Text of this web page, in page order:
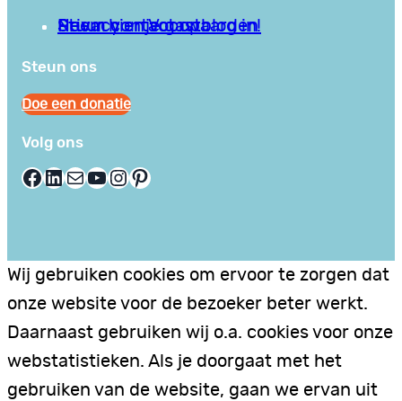
Privacy en Voorwaarden
Stuur hier je gastblog in!
Neem contact op
Steun ons
Doe een donatie
Volg ons
Facebook LinkedIn E-mail YouTube InstagramPinterest
Wij gebruiken cookies om ervoor te zorgen dat
onze website voor de bezoeker beter werkt.
Daarnaast gebruiken wij o.a. cookies voor onze
webstatistieken. Als je doorgaat met het
gebruiken van de website, gaan we ervan uit